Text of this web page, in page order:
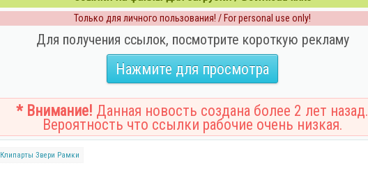
Только для личного пользования! / For personal use only!
Для получения ссылок, посмотрите короткую рекламу
Нажмите для просмотра
* Внимание! Данная новость создана более 2 лет назад.
Вероятность что ссылки рабочие очень низкая.
Клипарты Звери Рамки